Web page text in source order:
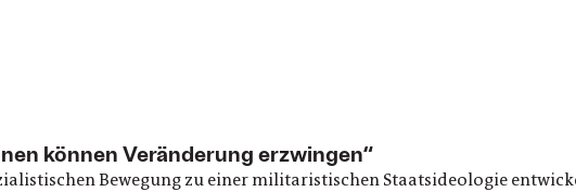
können Veränderung erzwingen“
Bewegung zu einer militaristischen Staatsideologie